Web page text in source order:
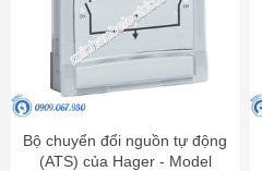
Bộ chuyển đổi nguồn tự động
(ATS) của Hager - Model